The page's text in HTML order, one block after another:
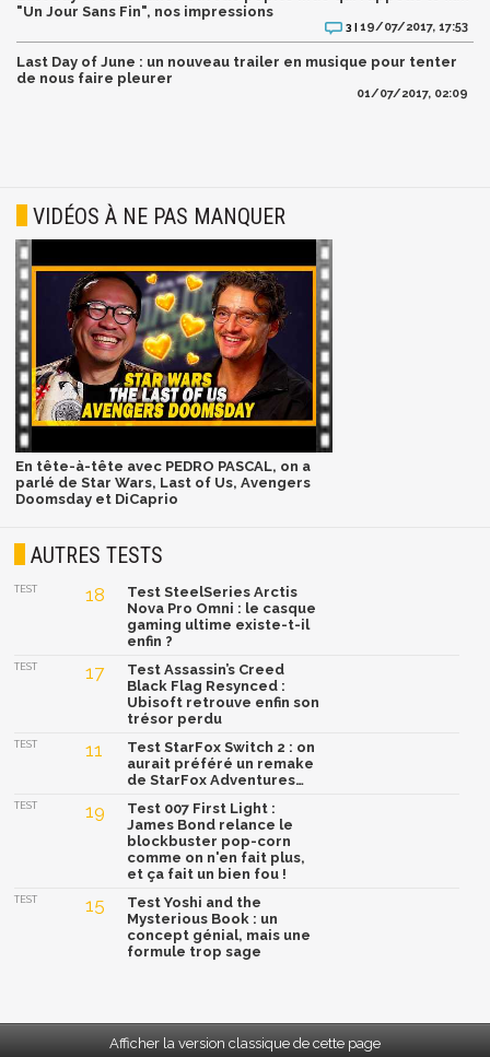
"Un Jour Sans Fin", nos impressions
3 |19/07/2017, 17:53
Last Day of June : un nouveau trailer en musique pour tenter
de nous faire pleurer
01/07/2017, 02:09
VIDÉOS À NE PAS MANQUER
En tête-à-tête avec PEDRO PASCAL, on a
parlé de Star Wars, Last of Us, Avengers
Doomsday et DiCaprio
AUTRES TESTS
TEST 18
Test SteelSeries Arctis
Nova Pro Omni : le casque
gaming ultime existe-t-il
enfin ?
TEST 17
Test Assassin’s Creed
Black Flag Resynced :
Ubisoft retrouve enfin son
trésor perdu
TEST 11
Test StarFox Switch 2 : on
aurait préféré un remake
de StarFox Adventures…
TEST 19
Test 007 First Light :
James Bond relance le
blockbuster pop-corn
comme on n'en fait plus,
et ça fait un bien fou !
TEST 15
Test Yoshi and the
Mysterious Book : un
concept génial, mais une
formule trop sage
Afficher la version classique de cette page